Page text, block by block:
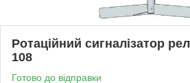
Ротаційний сигналізатор
108
Готово до відправки